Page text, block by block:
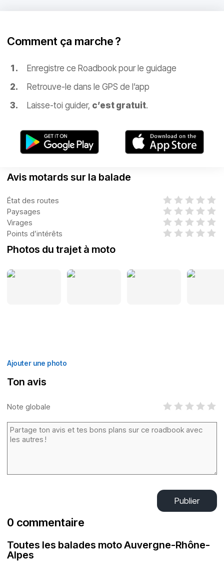
Comment ça marche ?
Enregistre ce Roadbook pour le guidage
Retrouve-le dans le GPS de l’app
Laisse-toi guider, c’est gratuit.
Avis motards sur la balade
État des routes
Paysages
Virages
Points d’intérêts
Photos du trajet à moto
Ajouter une photo
Ton avis
Note globale
Publier
0 commentaire
Toutes les balades moto Auvergne-Rhône-
Alpes